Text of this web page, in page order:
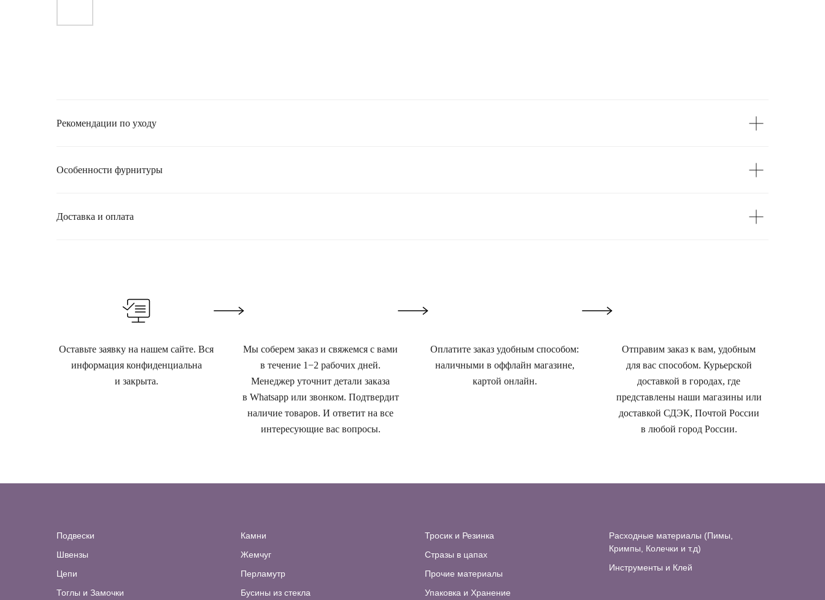
Рекомендации по уходу
Особенности фурнитуры
Доставка и оплата
Оставьте заявку на нашем сайте. Вся
информация конфиденциальна
и закрыта.
Мы соберем заказ и свяжемся с вами
в течение 1−2 рабочих дней.
Менеджер уточнит детали заказа
в Whatsapp или звонком. Подтвердит
наличие товаров. И ответит на все
интересующие вас вопросы.
Оплатите заказ удобным способом:
наличными в оффлайн магазине,
картой онлайн.
Отправим заказ к вам, удобным
для вас способом. Курьерской
доставкой в городах, где
представлены наши магазины или
доставкой СДЭК, Почтой России
в любой город России.
Подвески
Швензы
Цепи
Тоглы и Замочки
Камни
Жемчуг
Перламутр
Бусины из стекла
Тросик и Резинка
Стразы в цапах
Прочие материалы
Упаковка и Хранение
Расходные материалы (Пимы,
Кримпы, Колечки и т.д)
Инструменты и Клей